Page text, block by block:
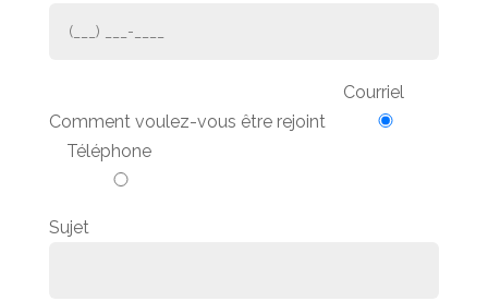
Comment voulez-vous être rejoint
Courriel
Téléphone
Sujet